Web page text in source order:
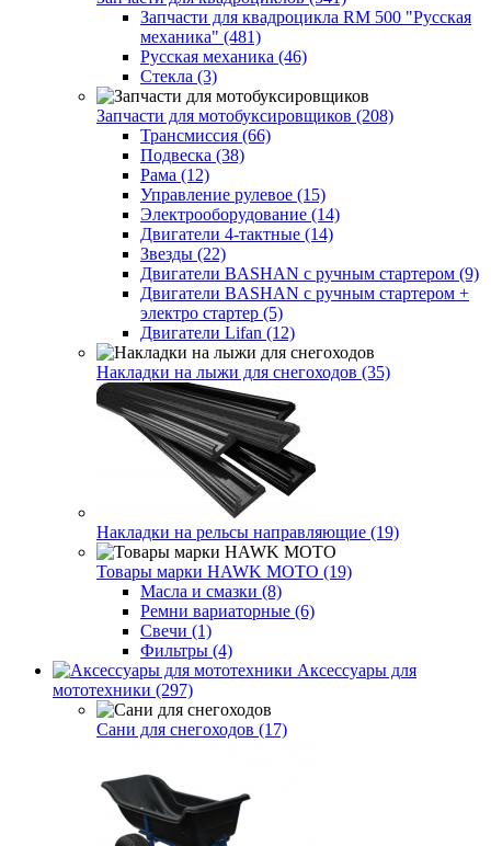
Запчасти для квадроцикла RM 500 "Русская
механика" (481)
Русская механика (46)
Стекла (3)
Запчасти для мотобуксировщиков (208)
Трансмиссия (66)
Подвеска (38)
Рама (12)
Управление рулевое (15)
Электрооборудование (14)
Двигатели 4-тактные (14)
Звезды (22)
Двигатели BASHAN с ручным стартером (9)
Двигатели BASHAN с ручным стартером +
электро стартер (5)
Двигатели Lifan (12)
Накладки на лыжи для снегоходов (35)
Накладки на рельсы направляющие (19)
Товары марки HAWK MOTO (19)
Масла и смазки (8)
Ремни вариаторные (6)
Свечи (1)
Фильтры (4)
Аксессуары для
мототехники (297)
Сани для снегоходов (17)